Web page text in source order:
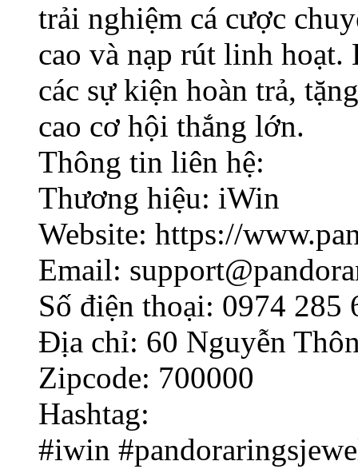
trải nghiệm cá cược
cao và nạp rút linh hoạt.
các sự kiện hoàn trả,
cao cơ hội thắng lớn.
Thông tin liên hệ:
Thương hiệu: iWin
Website: https://
Email:
Số điện thoại: 0974 285
Địa chỉ: 60 Nguyễn
Zipcode: 700000
Hashtag:
#iwin